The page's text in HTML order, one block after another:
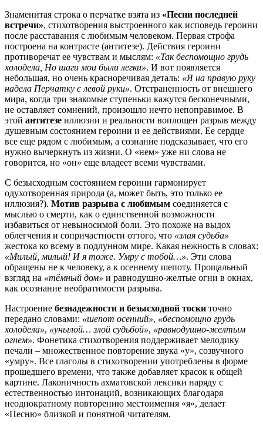
Знаменитая строка о перчатке взята из «Песни последней
встречи», стихотворения выстроенного как исповедь героини
после расставания с любимым человеком. Первая строфа
построена на контрасте (антитезе). Действия героини
противоречат ее чувствам и мыслям: «Так беспомощно грудь
холодела, Но шаги мои были легки». И вот появляется
небольшая, но очень красноречивая деталь: «Я на правую руку
надела Перчатку с левой руки». Отстраненность от внешнего
мира, когда три знакомые ступеньки кажутся бесконечными,
не оставляет сомнений, произошло нечто непоправимое. В
этой антитезе иллюзии и реальности воплощен разрыв между
душевным состоянием героини и ее действиями. Ее сердце
все еще рядом с любимым, а сознание подсказывает, что его
нужно вычеркнуть из жизни. О «нем» уже ни слова не
говорится, но «он» еще владеет всеми чувствами.
С безысходным состоянием героини гармонирует
одухотворенная природа (а, может быть, это только ее
иллюзия?). Мотив разрыва с любимым соединяется с
мыслью о смерти, как о единственной возможности
избавиться от невыносимой боли. Это похоже на выдох
облегчения и сопричастности оттого, что «злая судьба»
жестока ко всему в подлунном мире. Какая нежность в словах:
«Милый, милый! И я тоже. Умру с тобой…». Эти слова
обращены не к человеку, а к осеннему шепоту. Прощальный
взгляд на «тёмный дом» и равнодушно-желтые огни в окнах,
как осознание необратимости разрыва.
Настроение безнадежности и безысходной тоски точно
передано словами: «шепот осенний», «беспомощно грудь
холодела», «унылой… злой судьбой», «равнодушно-желтым
огнем». Фонетика стихотворения поддерживает мелодику
печали – множественное повторение звука «у», созвучного
«умру». Все глаголы в стихотворении употреблены в форме
прошедшего времени, что также добавляет красок к общей
картине. Лаконичность ахматовской лексики наряду с
естественностью интонаций, возникающих благодаря
неоднократному повторению местоимения «я», делает
«Песню» близкой и понятной читателям.